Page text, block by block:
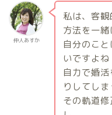
仲人あすか
私は、客
方法を一
自分のこ
いですよね
自力で婚
りしてし
その軌道